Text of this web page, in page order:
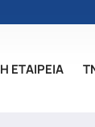
Η ΕΤΑΙΡΕΙΑ